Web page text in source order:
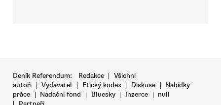
Deník Referendum: Redakce | Všichni
autoři | Vydavatel | Etický kodex | Diskuse | Nabídky
práce | Nadační fond | Bluesky | Inzerce | null